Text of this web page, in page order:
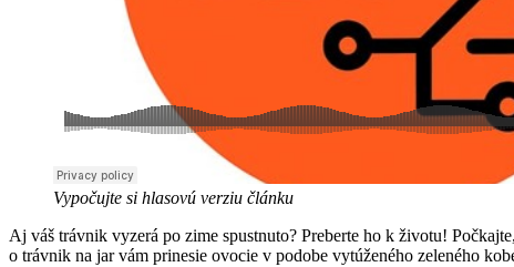
Vypočujte si hlasovú verziu článku
Aj váš trávnik vyzerá po zime spustnuto? Preberte ho k životu!
o trávnik na jar vám prinesie ovocie v podobe vytúženého zeleného